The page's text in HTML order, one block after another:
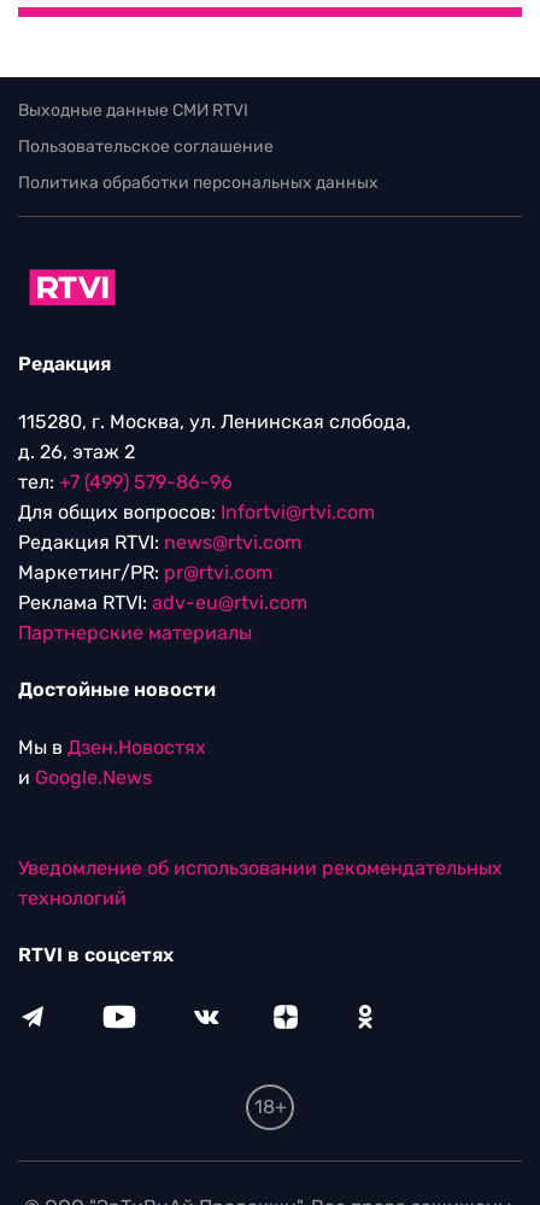
Выходные данные СМИ RTVI
Пользовательское соглашение
Политика обработки персональных данных
Редакция
115280, г. Москва, ул. Ленинская слобода,
д. 26, этаж 2
тел: +7 (499) 579-86-96
Для общих вопросов: Infortvi@rtvi.com
Редакция RTVI: news@rtvi.com
Маркетинг/PR: pr@rtvi.com
Реклама RTVI: adv-eu@rtvi.com
Партнерские материалы
Достойные новости
Мы в Дзен.Новостях
и Google.News
Уведомление об использовании рекомендательных
технологий
RTVI в соцсетях
18+